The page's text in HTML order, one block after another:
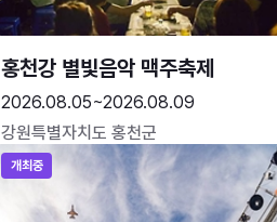
홍천강 별빛음악 맥주축제
2026.08.05~2026.08.09
강원특별자치도 홍천군
개최중